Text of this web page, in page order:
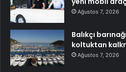
Ağustos 7, 2026
Balıkçı
koltuktan
Ağustos 7, 2026